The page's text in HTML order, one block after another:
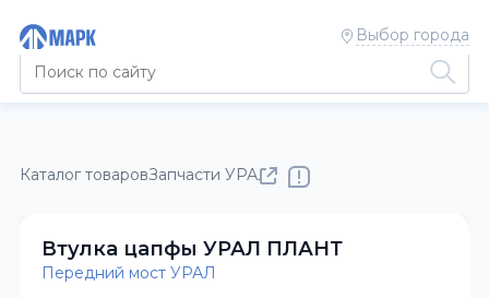
Выбор города
Каталог товаровЗапчасти УРАЛПередний мост УРАЛ
Втулка цапфы УРАЛ ПЛАНТ
Передний мост УРАЛ